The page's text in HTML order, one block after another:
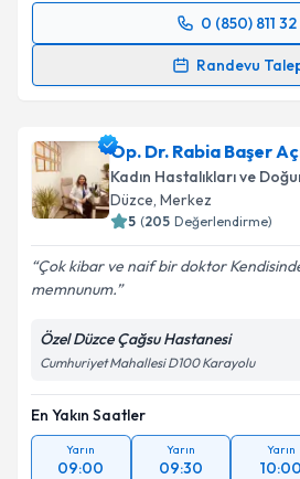
0 (850) 811
Randevu
Randevu Takvimi Talebi
takvim hazırlandığında e-posta
E-posta Adresiniz
kapsamda işlenmesini
Op. Dr. Rabia Başer
Kadın Hastalıkları ve
Düzce, Merkez
5 (205 Değerlendirme)
Çok kibar ve naif bir doktor
memnunum.
Özel Düzce Çağsu Hastanesi
Cumhuriyet Mahallesi D100 Karayolu
En Yakın Saatler
Yarın
09:00
Yarın
09:30
Yarın
10:00